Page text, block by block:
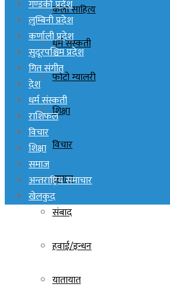
कला साहित्य
धर्म संस्कती
फोटो ग्यालरी
शिक्षा
विचार
समाज
संबाद
हवाई/इन्धन
यातायात
गण्डकी प्रदेश
लुम्बिनी प्रदेश
कर्णाली प्रदेश
सुदूरपश्चिम प्रदेश
गित संगीत
देश
धर्म संस्कती
राशिफल
विचार
शिक्षा
समाज
अन्तराष्ट्रिय समाचार
खेलकुद